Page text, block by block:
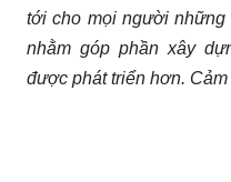
tới cho mọi người
nhằm góp phần xây
được phát triển hơn.